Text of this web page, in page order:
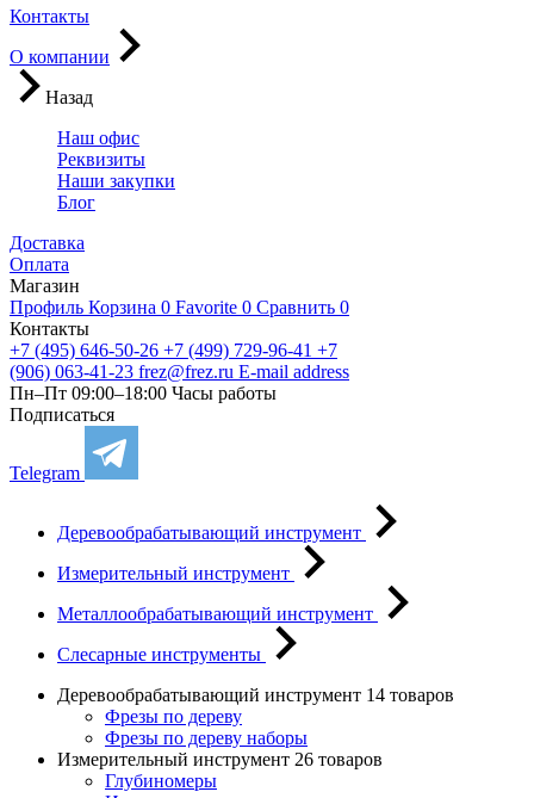
Контакты
О компании
Назад
Наш офис
Реквизиты
Наши закупки
Блог
Доставка
Оплата
Магазин
Профиль Корзина 0 Favorite 0 Сравнить 0
Контакты
+7 (495) 646-50-26 +7 (499) 729-96-41 +7
(906) 063-41-23 frez@frez.ru E-mail address
Пн–Пт 09:00–18:00 Часы работы
Подписаться
Telegram
Деревообрабатывающий инструмент
Измерительный инструмент
Металлообрабатывающий инструмент
Слесарные инструменты
Деревообрабатывающий инструмент 14 товаров
Фрезы по дереву
Фрезы по дереву наборы
Измерительный инструмент 26 товаров
Глубиномеры